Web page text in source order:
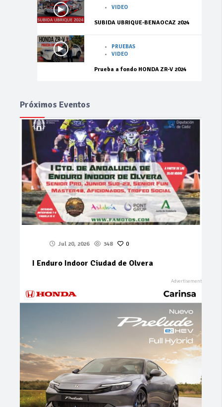
VIDEO
SUBIDA UBRIQUE-BENAOCAZ 2024
PRUEBAS
VIDEO
Prueba a fondo HONDA ZR-V 2024
Próximos Eventos
Jul 20, 2026 348 0
I Enduro Indoor Ciudad de Olvera